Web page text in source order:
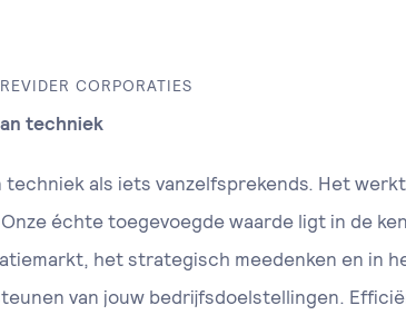
CORPORATIES
techniek
techniek als iets vanzelfsprekends. Het
échte toegevoegde waarde ligt in de
het strategisch meedenken en in
van jouw bedrijfsdoelstellingen.